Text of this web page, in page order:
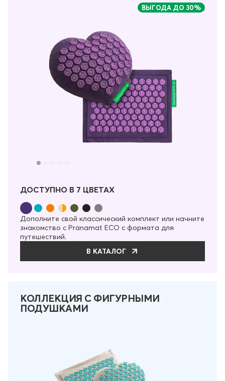
ВЫГОДА ДО 30%
ДОСТУПНО В 7 ЦВЕТАХ
Дополните свой классический комплект или начните
знакомство с Pranamat ECO с формата для
путешествий.
В КАТАЛОГ
КОЛЛЕКЦИЯ С ФИГУРНЫМИ
ПОДУШКАМИ